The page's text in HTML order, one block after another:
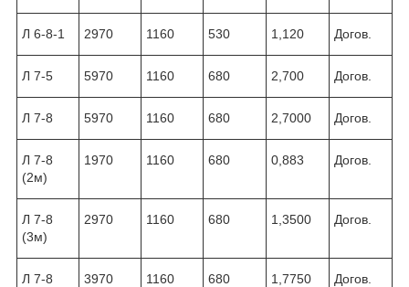
Л 6-8-1 2970 1160 530 1,120 Догов.
Л 7-5 5970 1160 680 2,700 Догов.
Л 7-8 5970 1160 680 2,7000 Догов.
Л 7-8
(2м)
1970 1160 680 0,883 Догов.
Л 7-8
(3м)
2970 1160 680 1,3500 Догов.
Л 7-8
3970 1160 680 1,7750 Догов.